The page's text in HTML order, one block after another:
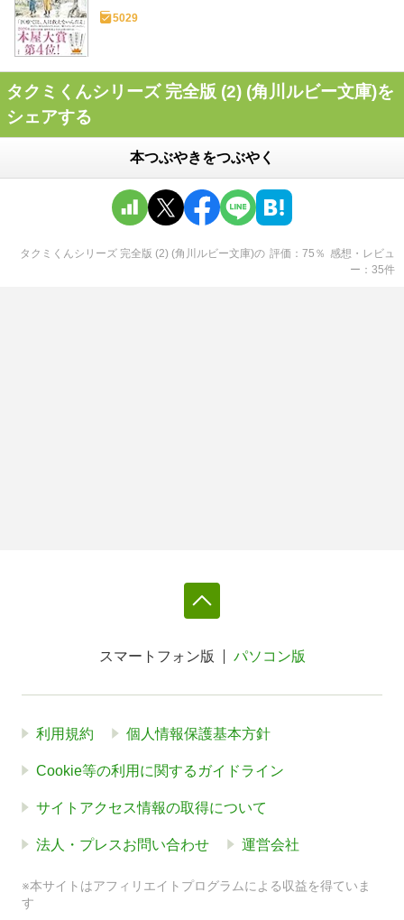
5029
タクミくんシリーズ 完全版 (2) (角川ルビー文庫)を
シェアする
本つぶやきをつぶやく
タクミくんシリーズ 完全版 (2) (角川ルビー文庫)の 評価 75 ％ 感想・レビュ
ー
35件
スマートフォン版 パソコン版
利用規約 個人情報保護基本方針
Cookie等の利用に関するガイドライン
サイトアクセス情報の取得について
法人・プレスお問い合わせ 運営会社
※本サイトはアフィリエイトプログラムによる収益を得ていま
す